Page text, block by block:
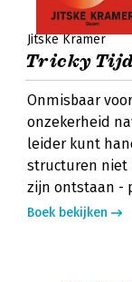
Jitske Kramer
Tricky
Onmisbaar
onzekerheid
leider kunt
structuren niet
zijn ontstaan -
Boek bekijken